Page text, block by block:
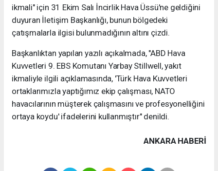
ikmali" için 31 Ekim Salı İncirlik Hava Üssü'ne geldiğini
duyuran İletişim Başkanlığı, bunun bölgedeki
çatışmalarla ilgisi bulunmadığının altını çizdi.
Başkanlıktan yapılan yazılı açıkalmada, "ABD Hava
Kuvvetleri 9. EBS Komutanı Yarbay Stillwell, yakıt
ikmaliyle ilgili açıklamasında, 'Türk Hava Kuvvetleri
ortaklarımızla yaptığımız ekip çalışması, NATO
havacılarının müşterek çalışmasını ve profesyonelliğini
ortaya koydu' ifadelerini kullanmıştır" denildi.
ANKARA HABERİ